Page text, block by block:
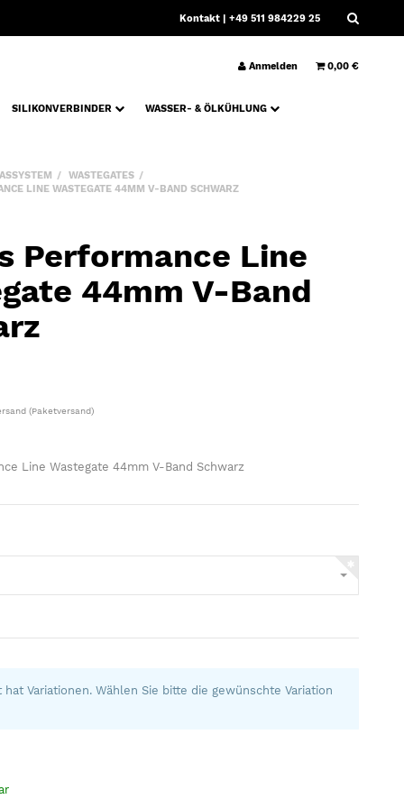
Kontakt | +49 511 984229 25
Anmelden 0,00 €
SILIKONVERBINDER
WASSER- & ÖLKÜHLUNG
WASTEGATES
LINE WASTEGATE 44MM V-BAND SCHWARZ
Performance Line
44mm V-Band
(Paketversand)
Line Wastegate 44mm V-Band Schwarz
hat Variationen. Wählen Sie bitte die gewünschte Variation